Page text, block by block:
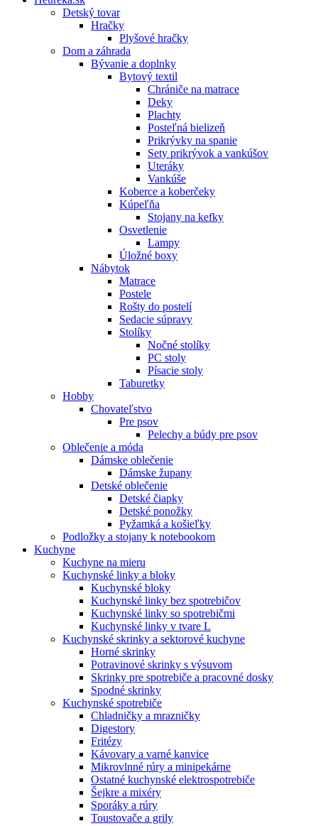
Detský tovar
Hračky
Plyšové hračky
Dom a záhrada
Bývanie a doplnky
Bytový textil
Chrániče na matrace
Deky
Plachty
Posteľná bielizeň
Prikrývky na spanie
Sety prikrývok a vankúšov
Uteráky
Vankúše
Koberce a koberčeky
Kúpeľňa
Stojany na kefky
Osvetlenie
Lampy
Úložné boxy
Nábytok
Matrace
Postele
Rošty do postelí
Sedacie súpravy
Stolíky
Nočné stolíky
PC stoly
Písacie stoly
Taburetky
Hobby
Chovateľstvo
Pre psov
Pelechy a búdy pre psov
Oblečenie a móda
Dámske oblečenie
Dámske župany
Detské oblečenie
Detské čiapky
Detské ponožky
Pyžamká a košieľky
Podložky a stojany k notebookom
Kuchyne
Kuchyne na mieru
Kuchynské linky a bloky
Kuchynské bloky
Kuchynské linky bez spotrebičov
Kuchynské linky so spotrebičmi
Kuchynské linky v tvare L
Kuchynské skrinky a sektorové kuchyne
Horné skrinky
Potravinové skrinky s výsuvom
Skrinky pre spotrebiče a pracovné dosky
Spodné skrinky
Kuchynské spotrebiče
Chladničky a mrazničky
Digestory
Fritézy
Kávovary a varné kanvice
Mikrovlnné rúry a minipekárne
Ostatné kuchynské elektrospotrebiče
Šejkre a mixéry
Sporáky a rúry
Toustovače a grily